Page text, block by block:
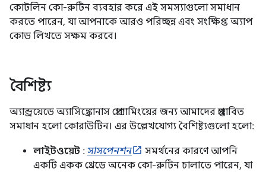
কোটলিন কো-রুটিন ব্যবহার করে এই সমস্যাগুলো সমাধান
করতে পারেন, যা আপনাকে আরও পরিচ্ছন্ন এবং সংক্ষিপ্ত অ্যাপ
কোড লিখতে সক্ষম করবে।
বৈশিষ্ট্য
অ্যান্ড্রয়েডে অ্যাসিঙ্ক্রোনাস প্রোগ্রামিংয়ের জন্য আমাদের প্রস্তাবিত
সমাধান হলো কোরাউটিন। এর উল্লেখযোগ্য বৈশিষ্ট্যগুলো হলো:
লাইটওয়েট : সাসপেনশন
সমর্থনের কারণে আপনি
একটি একক থ্রেডে অনেক কো-রুটিন চালাতে পারেন, যা